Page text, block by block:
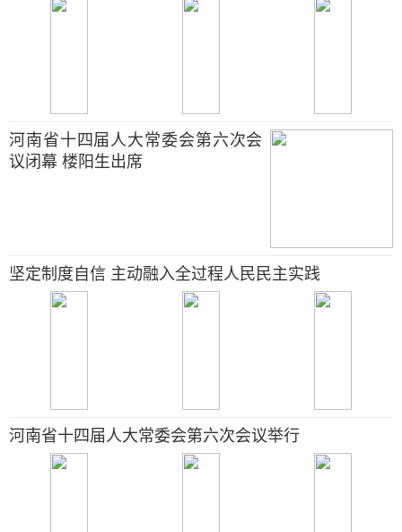
河南省十四届人大常委会第六次会
议闭幕 楼阳生出席
坚定制度自信 主动融入全过程人民民主实践
河南省十四届人大常委会第六次会议举行